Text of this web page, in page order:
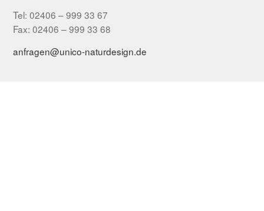
Tel: 02406 – 999 33 67
Fax: 02406 – 999 33 68
anfragen@unico-naturdesign.de